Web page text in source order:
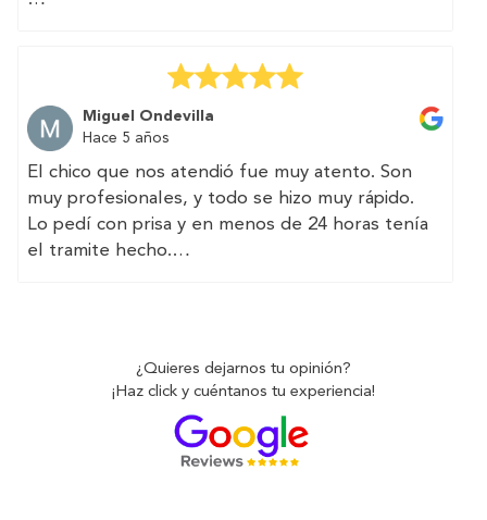
the whole process easy and they make sure
everything is clear and transparent.
Miguel Ondevilla
Hace 5 años
El chico que nos atendió fue muy atento. Son
muy profesionales, y todo se hizo muy rápido.
Lo pedí con prisa y en menos de 24 horas tenía
el tramite hecho.
done very quickly.
I had the paperwork done.
¿Quieres dejarnos tu opinión?
¡Haz click y cuéntanos tu experiencia!